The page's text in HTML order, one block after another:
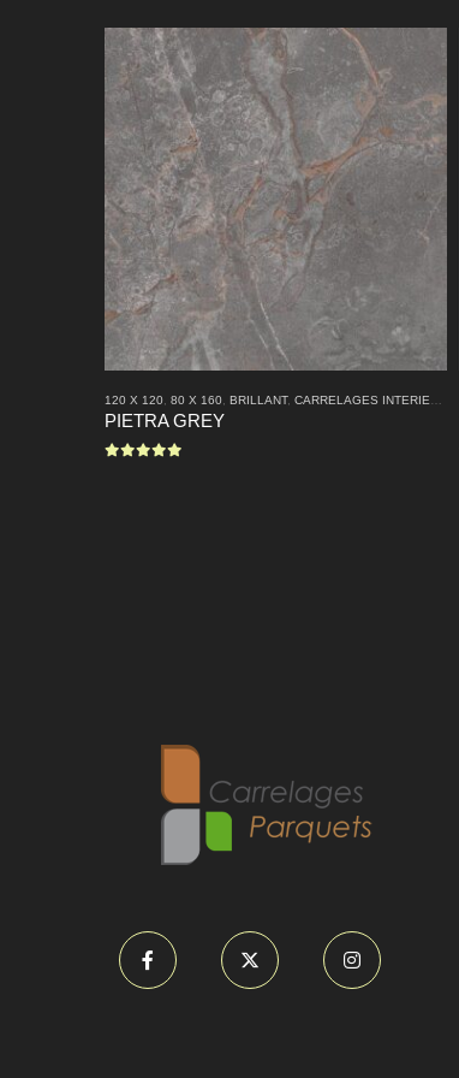
120 X 120 80 X 160 BRILLANT, CARRELAGES INTERIEURS
PIETRA GREY